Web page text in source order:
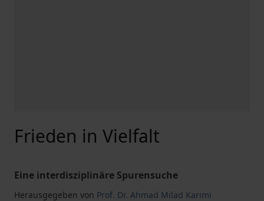
Frieden in Vielfalt
Eine interdisziplinäre Spurensuche
Herausgegeben von Prof. Dr. Ahmad Milad Karimi